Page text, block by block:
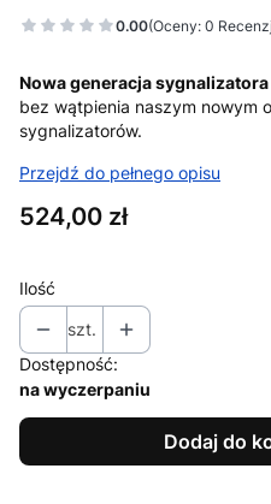
0.00(Oceny: 0
Nowa generacja sygnalizatora
bez wątpienia naszym nowym
sygnalizatorów.
Przejdź do pełnego opisu
Cena
524,00 zł
Ilość
szt.
Dostępność:
na wyczerpaniu
Dodaj do